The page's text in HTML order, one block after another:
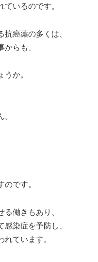
いるのです。
癌薬の多くは、
らも、
か。
です。
働きもあり、
染症を予防し、
ています。